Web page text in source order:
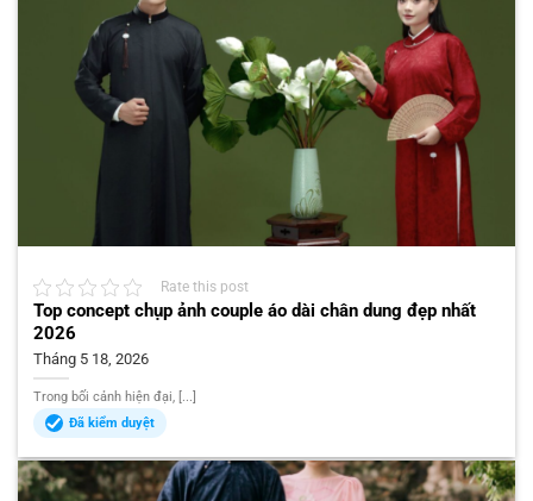
Rate this post
Top concept chụp ảnh couple áo dài chân dung đẹp nhất
2026
Tháng 5 18, 2026
Trong bối cảnh hiện đại, [...]
Đã kiểm duyệt